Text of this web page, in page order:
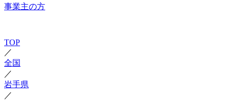
事業主の方
TOP
／
全国
／
岩手県
／